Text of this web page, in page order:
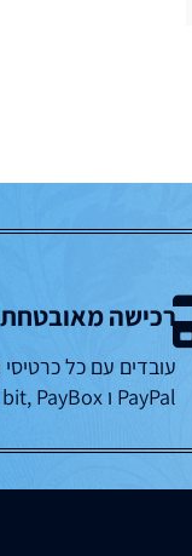
רכישה מאובטחת
עובדים עם כל
PayPal ו bit, PayBox